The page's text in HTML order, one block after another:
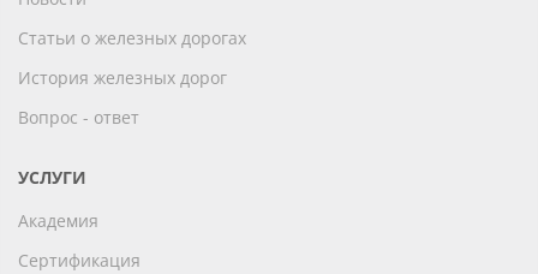
Статьи о железных дорогах
История железных дорог
Вопрос - ответ
УСЛУГИ
Академия
Сертификация